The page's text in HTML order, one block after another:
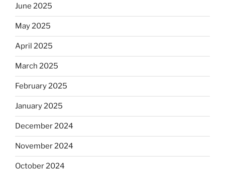
June 2025
May 2025
April 2025
March 2025
February 2025
January 2025
December 2024
November 2024
October 2024